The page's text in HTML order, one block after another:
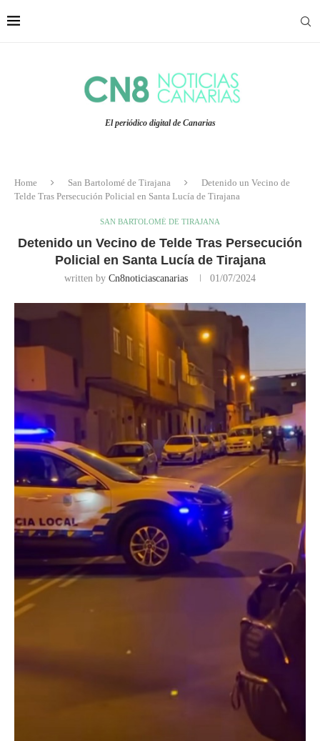
El periódico digital de Canarias
Home San Bartolomé de Tirajana
Detenido un Vecino de
Telde Tras Persecución Policial en Santa Lucía de Tirajana
SAN BARTOLOMÉ DE TIRAJANA
Detenido un Vecino de Telde Tras Persecución
Policial en Santa Lucía de Tirajana
written by Cn8noticiascanarias 01/07/2024